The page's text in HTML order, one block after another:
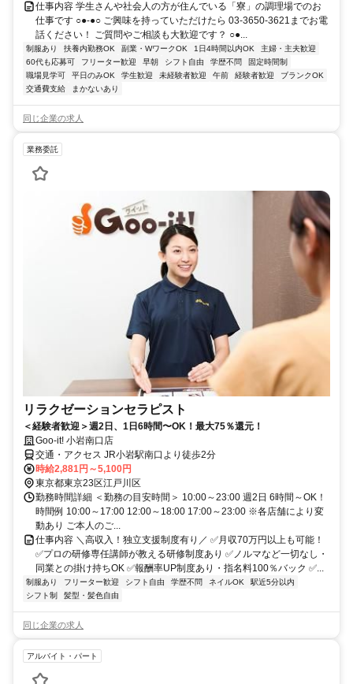
仕事内容 学生さんや社会人の方が住んでいる「寮」の調理場でのお
仕事です ○●-●○ ご興味を持っていただけたら 03-3650-3621までお電
話ください！ ご質問やご相談も大歓迎です？ ○●...
制服あり 扶養内勤務OK 副業・WワークOK 1日4時間以内OK
主婦・主夫歓迎
60代も応募可
フリーター歓迎 早朝 シフト自由 学歴不問
固定時間制
職場見学可
平日のみOK 学生歓迎 未経験者歓迎 午前 経験者歓迎
ブランクOK
交通費支給
まかないあり
同じ企業の求人
業務委託
リラクゼーションセラピスト
＜経験者歓迎＞週2日、1日6時間〜OK！最大75％還元！
Goo-it! 小岩南口店
交通・アクセス JR小岩駅南口より徒歩2分
時給2,881円～5,100円
東京都東京23区江戸川区
勤務時間詳細 ＜勤務の目安時間＞ 10:00～23:00 週2日 6時間～OK！
時間例 10:00～17:00 12:00～18:00 17:00～23:00 ※各店舗により変
動あり ご本人のご...
仕事内容 ＼高収入！独立支援制度有り／ ✅月収70万円以上も可能！
✅プロの研修専任講師が教える研修制度あり ✅ノルマなど一切なし・
同業との掛け持ちOK ✅報酬率UP制度あり・指名料100％バック ✅...
制服あり フリーター歓迎 シフト自由 学歴不問 ネイルOK
駅近5分以内
シフト制
髪型・髪色自由
同じ企業の求人
アルバイト・パート